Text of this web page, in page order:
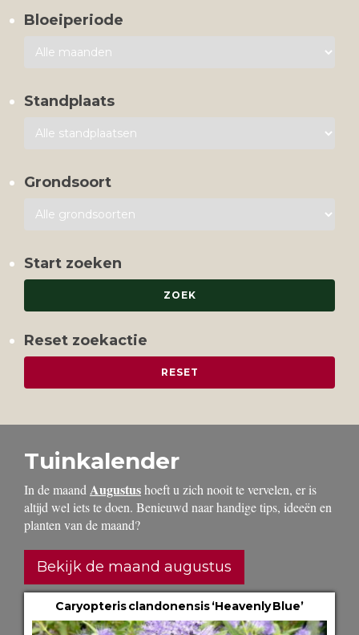
Bloeiperiode
Standplaats
Grondsoort
Start zoeken
Reset zoekactie
Tuinkalender
In de maand Augustushoeft u zich nooit te vervelen, er is
altijd wel iets te doen. Benieuwd naar handige tips, ideeën en
planten van de maand?
Bekijk de maand augustus
Caryopteris clandonensis ‘Heavenly Blue’